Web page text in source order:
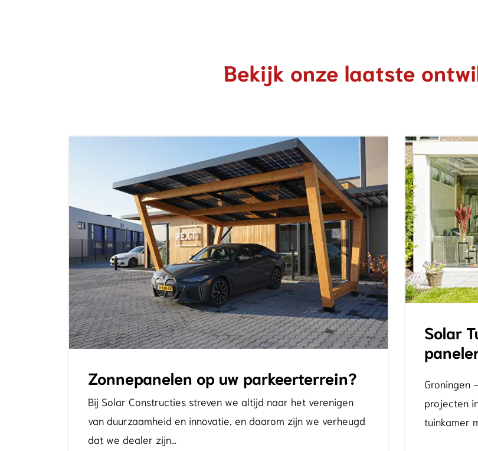
Bekijk onze laatste
Zonnepanelen op uw parkeerterrein?
Bij Solar Constructies streven we altijd naar het verenigen
van duurzaamheid en innovatie, en daarom zijn we verheugd
dat we dealer zijn…
Solar
Groningen
projecten
tuinkamer